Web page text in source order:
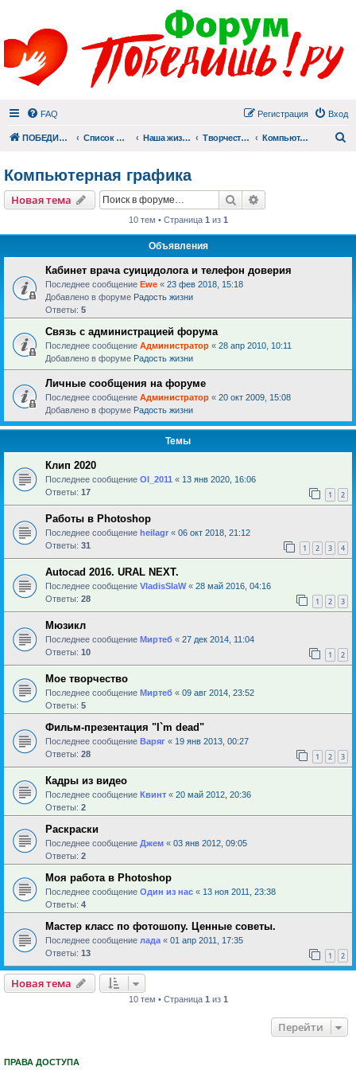
FAQ Вход
Регистрация
ПОБЕДИШЬ.РУ Список форумов Наша жизнь (не всё же о суициде!) Творчество Компьютерная графика
Компьютерная графика
Новая тема Поиск
10 тем • Страница 1 из 1
Объявления
Кабинет врача суицидолога и телефон доверия
Последнее сообщение Ewe « 23 фев 2018, 15:18
Добавлено в форуме Радость жизни
Ответы: 5
Связь с администрацией форума
Последнее сообщение Администратор « 28 апр 2010, 10:11
Добавлено в форуме Радость жизни
Личные сообщения на форуме
Последнее сообщение Администратор « 20 окт 2009, 15:08
Добавлено в форуме Радость жизни
Темы
Клип 2020
Последнее сообщение Ol_2011 « 13 янв 2020, 16:06
Ответы: 17 1 2
Работы в Photoshop
Последнее сообщение heilagr « 06 окт 2018, 21:12
Ответы: 31 1 2 3 4
Autocad 2016. URAL NEXT.
Последнее сообщение VladisSlaW« 28 май 2016, 04:16
Ответы: 28 1 2 3
Мюзикл
Последнее сообщение Миртеб « 27 дек 2014, 11:04
Ответы: 10 1 2
Мое творчество
Последнее сообщение Миртеб « 09 авг 2014, 23:52
Ответы: 5
Фильм-презентация "I`m dead"
Последнее сообщение Варяг « 19 янв 2013, 00:27
Ответы: 28 1 2 3
Кадры из видео
Последнее сообщение Квинт « 20 май 2012, 20:36
Ответы: 2
Раскраски
Последнее сообщение Джем « 03 янв 2012, 09:05
Ответы: 2
Моя работа в Photoshop
Последнее сообщение Один из нас « 13 ноя 2011, 23:38
Ответы: 4
Мастер класс по фотошопу. Ценные советы.
Последнее сообщение лада « 01 апр 2011, 17:35
Ответы: 13 1 2
Новая тема
10 тем • Страница 1 из 1
Перейти
ПРАВА ДОСТУПА